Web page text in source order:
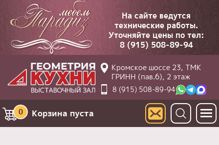
На сайте ведутся
технические работы.
Уточняйте цены по тел:
8 (915) 508-89-94
Кромское шоссе 23, ТМК
ГРИНН (пав.6), 2 этаж
8 (915) 508-89-94
0 Корзина пуста